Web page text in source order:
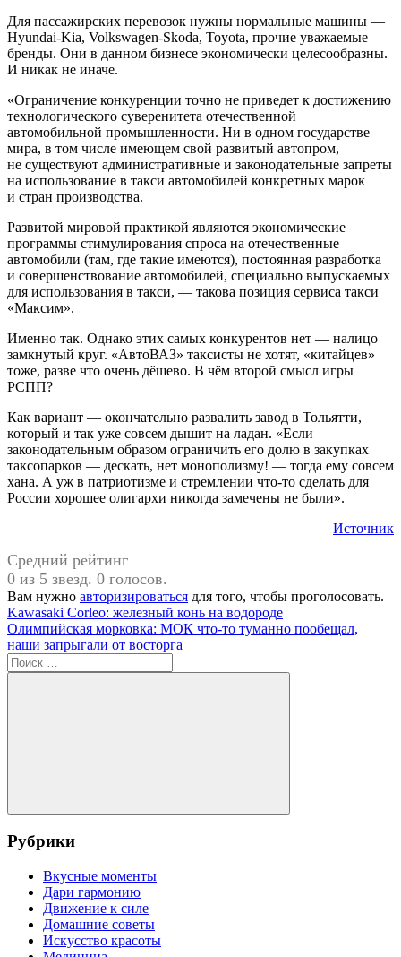
Для пассажирских перевозок нужны нормальные машины —
Hyundai-Kia, Volkswagen-Skoda, Toyota, прочие уважаемые
бренды. Они в данном бизнесе экономически целесообразны.
И никак не иначе.
«Ограничение конкуренции точно не приведет к достижению
технологического суверенитета отечественной
автомобильной промышленности. Ни в одном государстве
мира, в том числе имеющем свой развитый автопром,
не существуют административные и законодательные запреты
на использование в такси автомобилей конкретных марок
и стран производства.
Развитой мировой практикой являются экономические
программы стимулирования спроса на отечественные
автомобили (там, где такие имеются), постоянная разработка
и совершенствование автомобилей, специально выпускаемых
для использования в такси, — такова позиция сервиса такси
«Максим».
Именно так. Однако этих самых конкурентов нет — налицо
замкнутый круг. «АвтоВАЗ» таксисты не хотят, «китайцев»
тоже, разве что очень дёшево. В чём второй смысл игры
РСПП?
Как вариант — окончательно развалить завод в Тольятти,
который и так уже совсем дышит на ладан. «Если
законодательным образом ограничить его долю в закупках
таксопарков — дескать, нет монополизму! — тогда ему совсем
хана. А уж в патриотизме и стремлении что-то сделать для
России хорошее олигархи никогда замечены не были».
Источник
Средний рейтинг
0 из 5 звезд. 0 голосов.
Вам нужно авторизироваться для того, чтобы проголосовать.
#«АвтоВАЗ»
Навигация
по
записям
Предыдущая
запись:
Kawasaki Corleo: железный конь на водороде
Следующая
запись:
Олимпийская морковка: МОК что-то туманно пообещал,
наши запрыгали от восторга
Поиск
для:
Поиск
Рубрики
Вкусные моменты
Дари гармонию
Движение к силе
Домашние советы
Искусство красоты